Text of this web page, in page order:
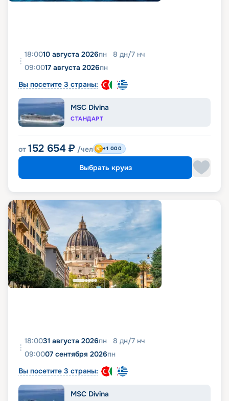
18:0010 августа 2026пн 8 дн/7 нч
09:0017 августа 2026пн
Вы посетите 3 страны:
MSC Divina
СТАНДАРТ
от 152 654 ₽ /чел +1 000
Выбрать круиз
18:0031 августа 2026пн 8 дн/7 нч
09:0007 сентября 2026пн
Вы посетите 3 страны:
MSC Divina